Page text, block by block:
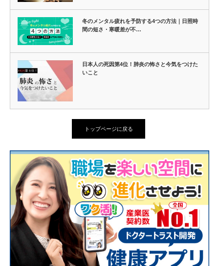
冬のメンタル疲れを予防する4つの方法｜日照時
間の短さ・寒暖差が不…
日本人の死因第4位！肺炎の怖さと今気をつけた
いこと
トップページに戻る